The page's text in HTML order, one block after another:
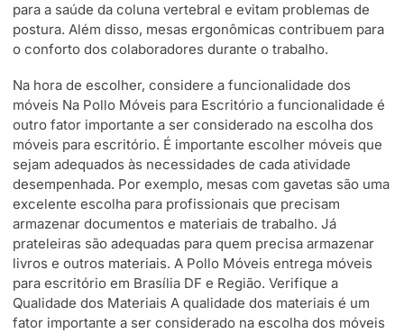
para a saúde da coluna vertebral e evitam problemas de
postura. Além disso, mesas ergonômicas contribuem para
o conforto dos colaboradores durante o trabalho.
Na hora de escolher, considere a funcionalidade dos
móveis Na Pollo Móveis para Escritório a funcionalidade é
outro fator importante a ser considerado na escolha dos
móveis para escritório. É importante escolher móveis que
sejam adequados às necessidades de cada atividade
desempenhada. Por exemplo, mesas com gavetas são uma
excelente escolha para profissionais que precisam
armazenar documentos e materiais de trabalho. Já
prateleiras são adequadas para quem precisa armazenar
livros e outros materiais. A Pollo Móveis entrega móveis
para escritório em Brasília DF e Região. Verifique a
Qualidade dos Materiais A qualidade dos materiais é um
fator importante a ser considerado na escolha dos móveis